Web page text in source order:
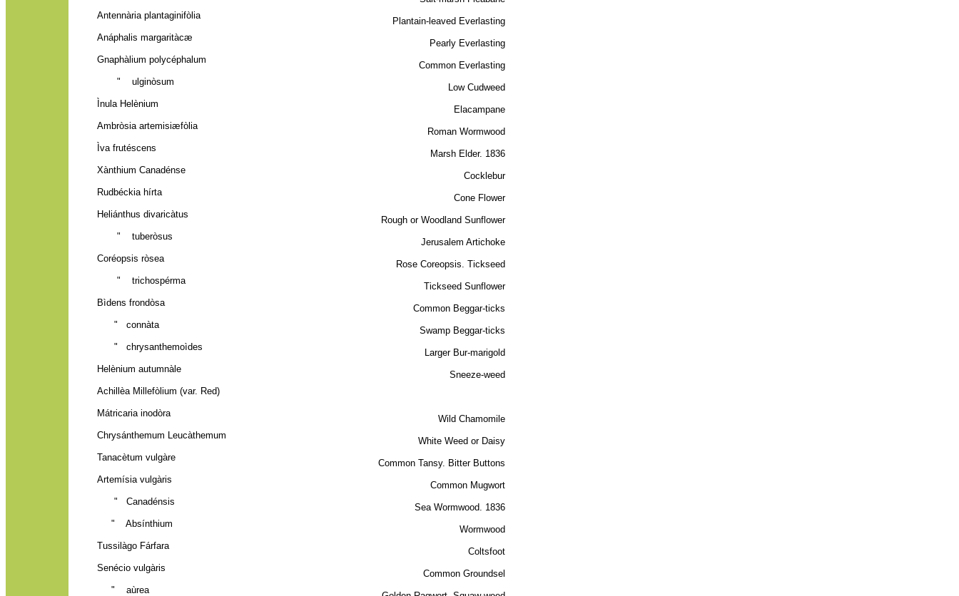
Antennària plantaginifòlia
Plantain-leaved Everlasting
Anáphalis margaritàcæ
Pearly Everlasting
Gnaphàlium polycéphalum
Common Everlasting
" ulginòsum
Low Cudweed
Ìnula Helènium
Elacampane
Ambròsia artemisiæfòlia
Roman Wormwood
Ìva frutéscens
Marsh Elder. 1836
Xànthium Canadénse
Cocklebur
Rudbéckia hírta
Cone Flower
Heliánthus divaricàtus
Rough or Woodland Sunflower
" tuberòsus
Jerusalem Artichoke
Coréopsis ròsea
Rose Coreopsis. Tickseed
" trichospérma
Tickseed Sunflower
Bìdens frondòsa
Common Beggar-ticks
" connàta
Swamp Beggar-ticks
" chrysanthemoìdes
Larger Bur-marigold
Helènium autumnàle
Sneeze-weed
Achillèa Millefòlium (var. Red)
Mátricaria inodòra
Wild Chamomile
Chrysánthemum Leucàthemum
White Weed or Daisy
Tanacètum vulgàre
Common Tansy. Bitter Buttons
Artemísia vulgàris
Common Mugwort
" Canadénsis
Sea Wormwood. 1836
" Absínthium
Wormwood
Tussilàgo Fárfara
Coltsfoot
Senécio vulgàris
Common Groundsel
" aùrea